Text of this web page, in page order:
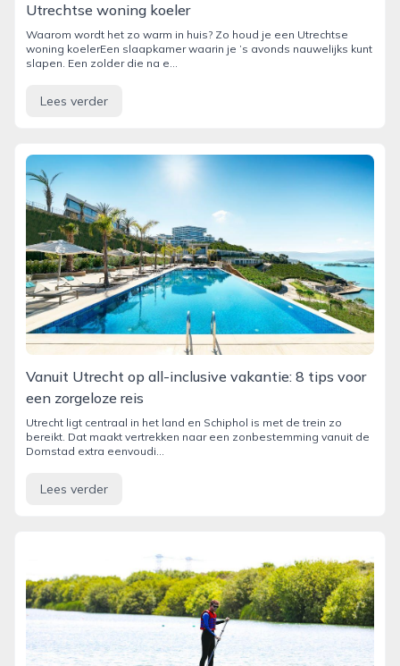
Utrechtse woning koeler
Waarom wordt het zo warm in huis? Zo houd je een Utrechtse
woning koelerEen slaapkamer waarin je ’s avonds nauwelijks kunt
slapen. Een zolder die na e...
Lees verder
Vanuit Utrecht op all-inclusive vakantie: 8 tips voor
een zorgeloze reis
Utrecht ligt centraal in het land en Schiphol is met de trein zo
bereikt. Dat maakt vertrekken naar een zonbestemming vanuit de
Domstad extra eenvoudi...
Lees verder